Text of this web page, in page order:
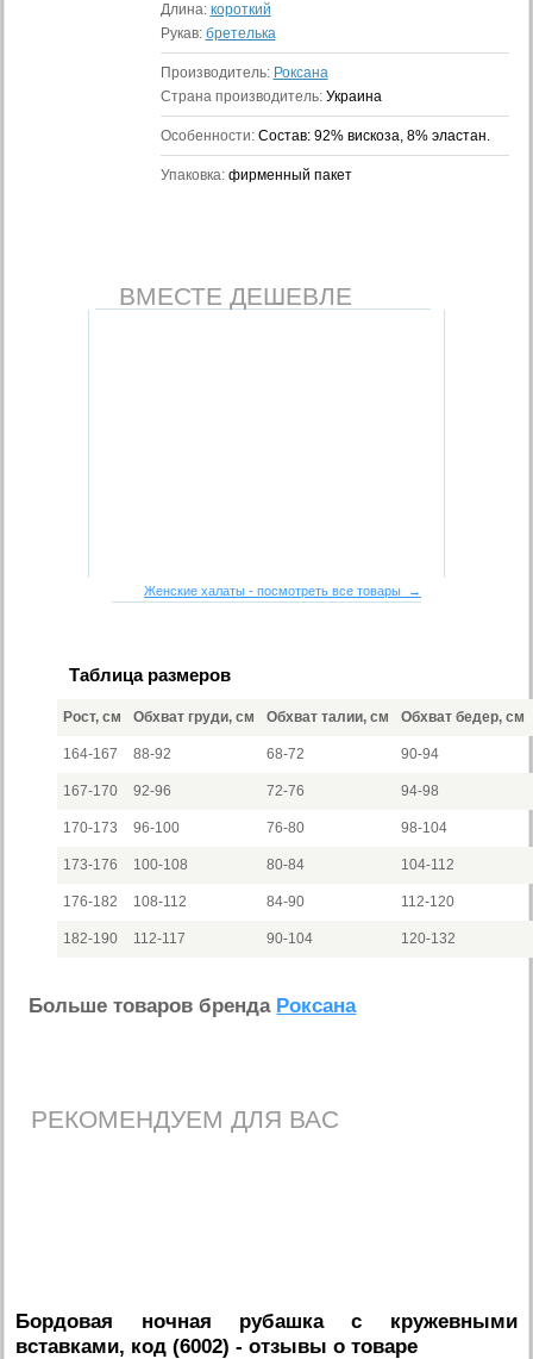
Длина: короткий
Рукав: бретелька
Производитель: Роксана
Страна производитель: Украина
Особенности: Состав: 92% вискоза, 8% эластан.
Упаковка: фирменный пакет
ВМЕСТЕ ДЕШЕВЛЕ
Женские халаты - посмотреть все товары →
Таблица размеров
Рост, см Обхват груди, см Обхват талии, см Обхват бедер, см
164-167 88-92 68-72 90-94
167-170 92-96 72-76 94-98
170-173 96-100 76-80 98-104
173-176 100-108 80-84 104-112
176-182 108-112 84-90 112-120
182-190 112-117 90-104 120-132
Больше товаров бренда Роксана
РЕКОМЕНДУЕМ ДЛЯ ВАС
Бордовая ночная рубашка с кружевными
вставками, код (6002) - отзывы о товаре